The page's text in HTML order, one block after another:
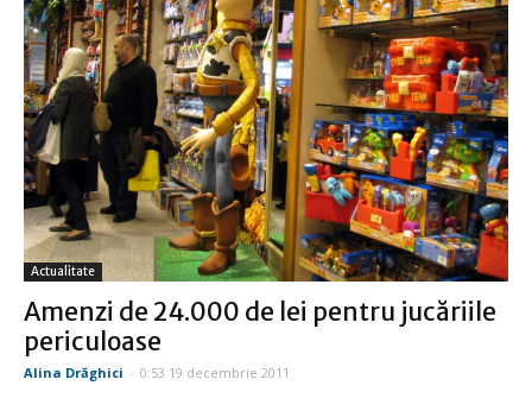
Actualitate
Amenzi de 24.000 de lei pentru jucăriile
periculoase
Alina Drăghici - 0:53 19 decembrie 2011